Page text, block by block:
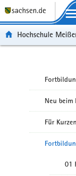
Portalübergreifende
Hochschule
Neu beim
Für
01